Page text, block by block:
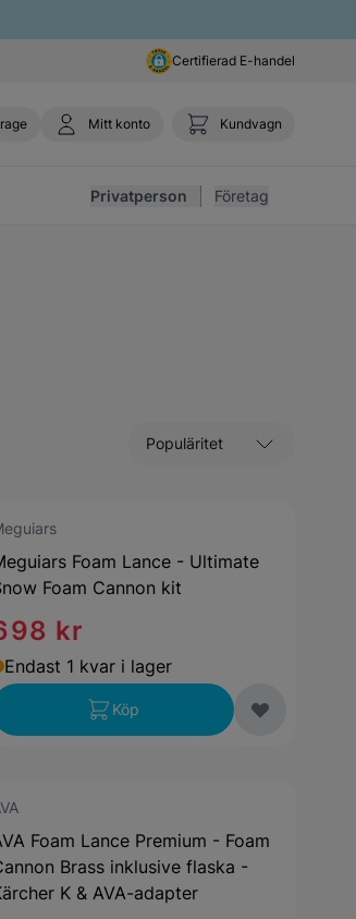
Certifierad E-handel
Mitt konto Kundvagn
Privatperson Företag
Sortera efter
Foam Lance - Ultimate
Foam Cannon kit
kr
Endast 1 kvar i lager
Köp
Foam Lance Premium - Foam
Brass inklusive flaska -
K & AVA-adapter